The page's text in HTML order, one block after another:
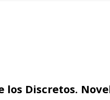
los Discretos.